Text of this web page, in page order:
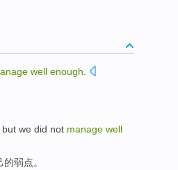
well enough
but we did not manage well
的弱点。